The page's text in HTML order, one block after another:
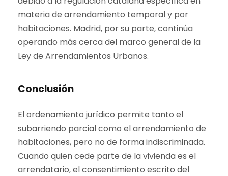
materia de arrendamiento temporal y por
habitaciones. Madrid, por su parte, continúa
operando más cerca del marco general de la
Ley de Arrendamientos Urbanos.
Conclusión
El ordenamiento jurídico permite tanto el
subarriendo parcial como el arrendamiento de
habitaciones, pero no de forma indiscriminada.
Cuando quien cede parte de la vivienda es el
arrendatario, el consentimiento escrito del